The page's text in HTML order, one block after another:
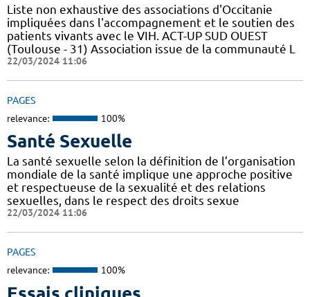
Liste non exhaustive des associations d'Occitanie
impliquées dans l'accompagnement et le soutien des
patients vivants avec le VIH. ACT-UP SUD OUEST
(Toulouse - 31) Association issue de la communauté L
22/03/2024 11:06
PAGES
relevance: 100%
Santé Sexuelle
La santé sexuelle selon la définition de l’organisation
mondiale de la santé implique une approche positive
et respectueuse de la sexualité et des relations
sexuelles, dans le respect des droits sexue
22/03/2024 11:06
PAGES
relevance: 100%